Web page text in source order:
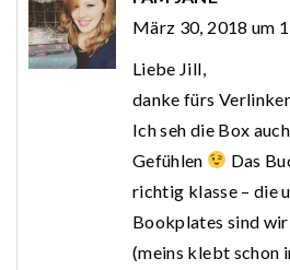
März 30, 2018 um
Liebe Jill,
danke fürs
Ich seh die Box
Gefühlen
Das
richtig klasse – die
Bookplates sind
(meins klebt schon